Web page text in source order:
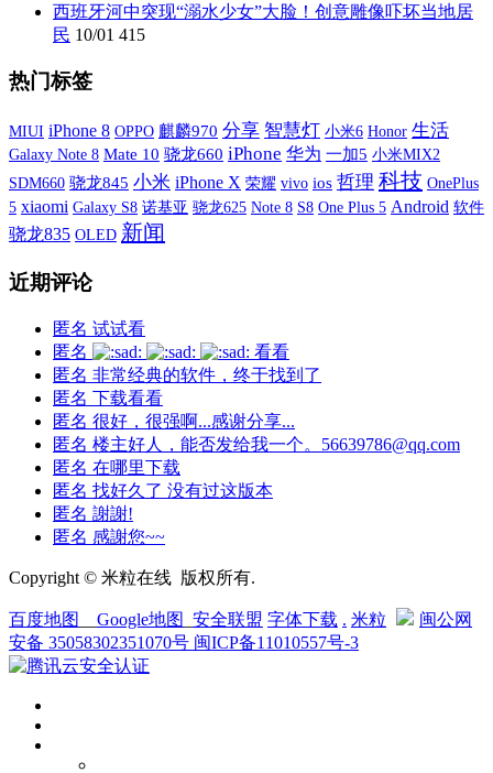
西班牙河中突现“溺水少女”大脸！创意雕像吓坏当地居
民 10/01 415
热门标签
MIUI iPhone 8 OPPO 麒麟970 分享 智慧灯 小米6 Honor 生活
Galaxy Note 8 Mate 10 骁龙660 iPhone 华为 一加5 小米MIX2
SDM660 骁龙845 小米 iPhone X 荣耀 vivo ios 哲理 科技 OnePlus
5 xiaomi Galaxy S8 诺基亚 骁龙625 Note 8 S8 One Plus 5 Android 软件
骁龙835 OLED 新闻
近期评论
匿名 试试看
匿名
看看
匿名 非常经典的软件，终于找到了
匿名 下载看看
匿名 很好，很强啊...感谢分享...
匿名 楼主好人，能否发给我一个。56639786@qq.com
匿名 在哪里下载
匿名 找好久了 没有过这版本
匿名 謝謝!
匿名 感謝您~~
Copyright © 米粒在线 版权所有.
百度地图 Google地图 安全联盟 字体下载 . 米粒
闽公网
安备 35058302351070号 闽ICP备11010557号-3